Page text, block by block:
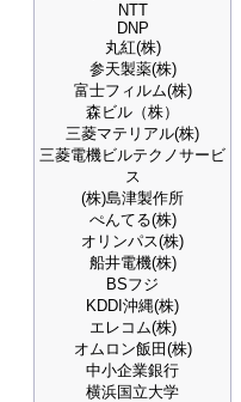
NTT
DNP
丸紅(株)
参天製薬(株)
富士フィルム(株)
森ビル（株）
三菱マテリアル(株)
三菱電機ビルテクノサービ
ス
(株)島津製作所
ぺんてる(株)
オリンパス(株)
船井電機(株)
BSフジ
KDDI沖縄(株)
エレコム(株)
オムロン飯田(株)
中小企業銀行
横浜国立大学